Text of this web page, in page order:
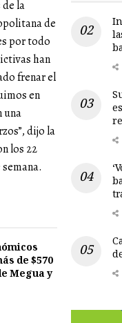
la
de
por todo
han
frenar el
en
una
dijo la
los 22
de $570
Megua y